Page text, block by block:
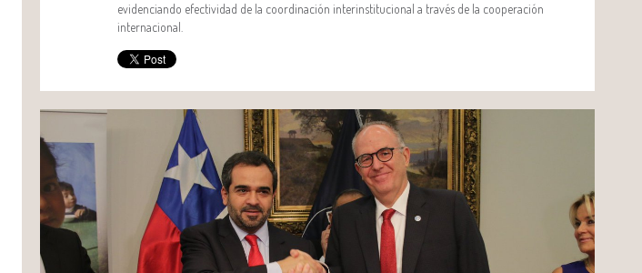
evidenciando efectividad de la coordinación interinstitucional a través de la cooperación
internacional.